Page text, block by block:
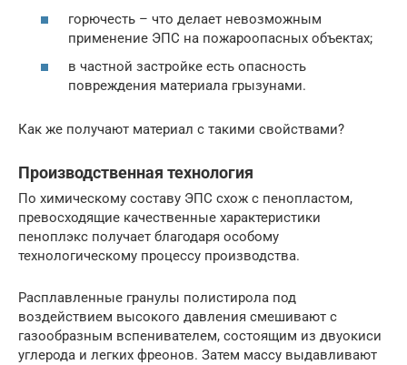
горючесть – что делает невозможным
применение ЭПС на пожароопасных объектах;
в частной застройке есть опасность
повреждения материала грызунами.
Как же получают материал с такими свойствами?
Производственная технология
По химическому составу ЭПС схож с пенопластом,
превосходящие качественные характеристики
пеноплэкс получает благодаря особому
технологическому процессу производства.
Расплавленные гранулы полистирола под
воздействием высокого давления смешивают с
газообразным вспенивателем, состоящим из двуокиси
углерода и легких фреонов. Затем массу выдавливают